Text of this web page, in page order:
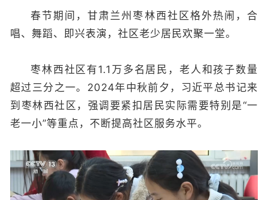
春节期间，甘肃兰州枣林西社区格外热闹，合
唱、舞蹈、即兴表演，社区老少居民欢聚一堂。
枣林西社区有1.1万多名居民，老人和孩子数量
超过三分之一。2024年中秋前夕，习近平总书记来
到枣林西社区，强调要紧扣居民实际需要特别是“一
老一小”等重点，不断提高社区服务水平。